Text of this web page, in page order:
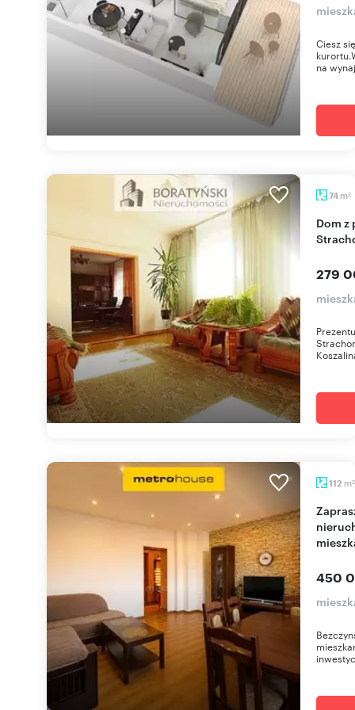
Ciesz
na
74 m2
Dom z potencjałem na dużej działce w
279
112 m2
Zapraszam do 112 m² bezczynszowej
450